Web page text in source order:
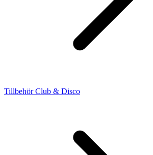
Tillbehör Club & Disco